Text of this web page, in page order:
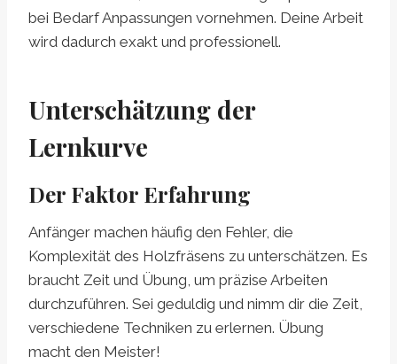
bei Bedarf Anpassungen vornehmen. Deine Arbeit
wird dadurch exakt und professionell.
Unterschätzung der
Lernkurve
Der Faktor Erfahrung
Anfänger machen häufig den Fehler, die
Komplexität des Holzfräsens zu unterschätzen. Es
braucht Zeit und Übung, um präzise Arbeiten
durchzuführen. Sei geduldig und nimm dir die Zeit,
verschiedene Techniken zu erlernen. Übung
macht den Meister!